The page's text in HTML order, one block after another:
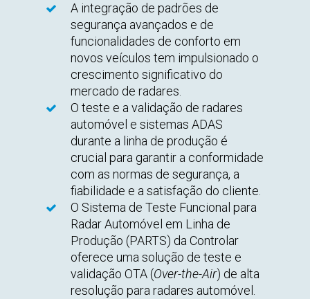
A integração de padrões de
segurança avançados e de
funcionalidades de conforto em
novos veículos tem impulsionado o
crescimento significativo do
mercado de radares.
O teste e a validação de radares
automóvel e sistemas ADAS
durante a linha de produção é
crucial para garantir a conformidade
com as normas de segurança, a
fiabilidade e a satisfação do cliente.
O Sistema de Teste Funcional para
Radar Automóvel em Linha de
Produção (PARTS) da Controlar
oferece uma solução de teste e
validação OTA (Over-the-Air) de alta
resolução para radares automóvel.